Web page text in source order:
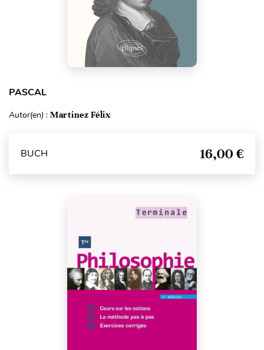
PASCAL
Autor(en) : Martinez Félix
BUCH 16,00 €